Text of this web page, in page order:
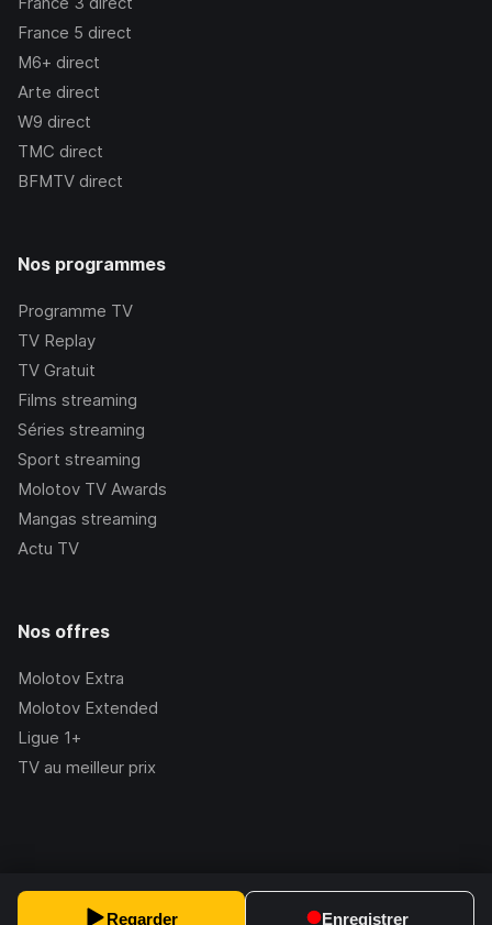
Regarder Enregistrer
France 5 direct
M6+ direct
Arte direct
W9 direct
TMC direct
BFMTV direct
Nos programmes
Programme TV
TV Replay
TV Gratuit
Films streaming
Séries streaming
Sport streaming
Molotov TV Awards
Mangas streaming
Actu TV
Nos offres
Molotov Extra
Molotov Extended
Ligue 1+
TV au meilleur prix
2.228.1